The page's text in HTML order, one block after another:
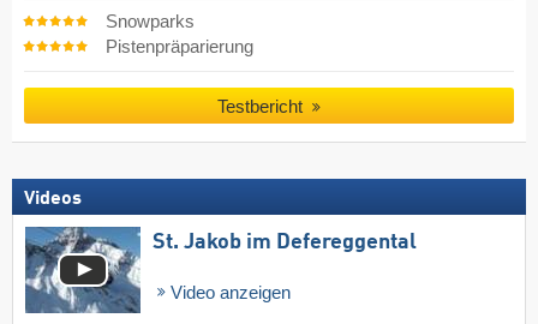
Snowparks
Pistenpräparierung
Testbericht
Videos
St. Jakob im Defereggental
Video anzeigen